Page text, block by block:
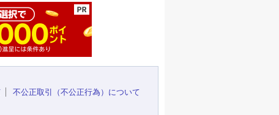
不公正取引（不公正行為）について